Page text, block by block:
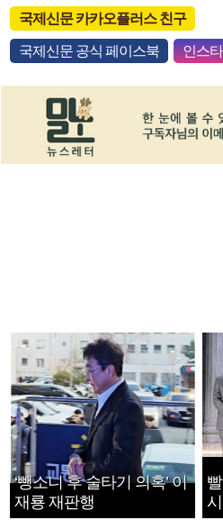
국제신문 카카오플러스 친구
국제신문 공식 페이스북 인스
‘뺑소니 후 술타기 의혹’ 이
재룡 재판행